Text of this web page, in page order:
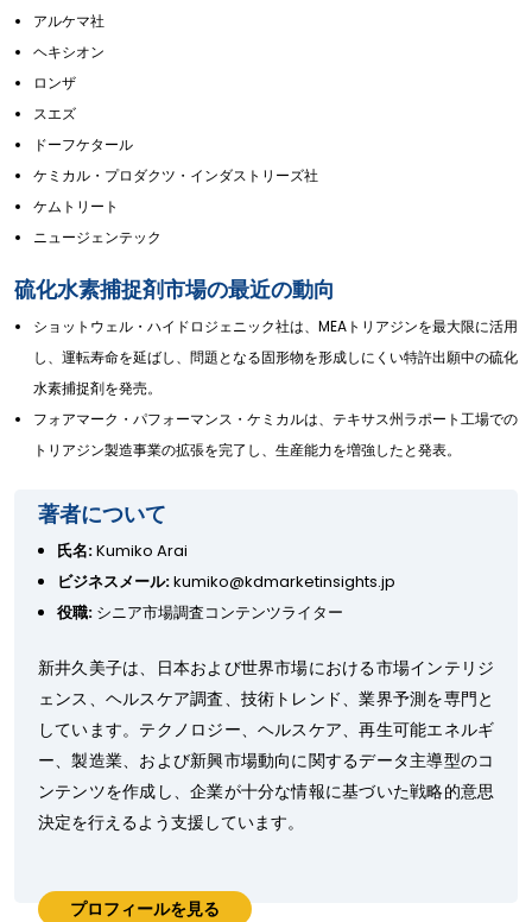
アルケマ社
ヘキシオン
ロンザ
スエズ
ドーフケタール
ケミカル・プロダクツ・インダストリーズ社
ケムトリート
ニュージェンテック
硫化水素捕捉剤市場の最近の動向
ショットウェル・ハイドロジェニック社は、MEAトリアジンを最大限に活用
し、運転寿命を延ばし、問題となる固形物を形成しにくい特許出願中の硫化
水素捕捉剤を発売。
フォアマーク・パフォーマンス・ケミカルは、テキサス州ラポート工場での
トリアジン製造事業の拡張を完了し、生産能力を増強したと発表。
著者について
氏名:Kumiko Arai
ビジネスメール:kumiko@kdmarketinsights.jp
役職: シニア市場調査コンテンツライター
新井久美子は、日本および世界市場における市場インテリジ
ェンス、ヘルスケア調査、技術トレンド、業界予測を専門と
しています。テクノロジー、ヘルスケア、再生可能エネルギ
ー、製造業、および新興市場動向に関するデータ主導型のコ
ンテンツを作成し、企業が十分な情報に基づいた戦略的意思
決定を行えるよう支援しています。
プロフィールを見る